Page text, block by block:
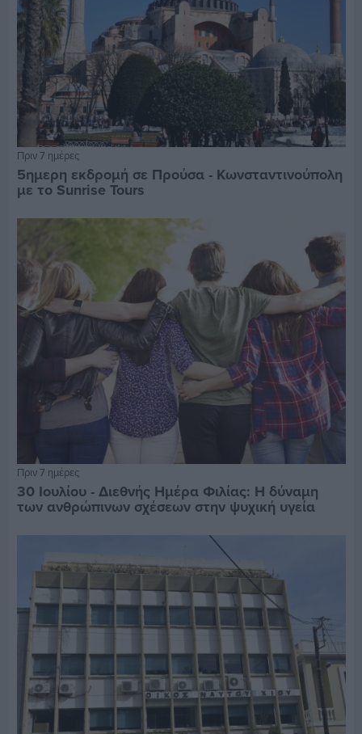
Πριν 7 ημέρες
5ημερη εκδρομή σε Προύσα - Κωνσταντινούπολη
με το Sunrise Tours
Πριν 7 ημέρες
30 Ιουλίου - Διεθνής Ημέρα Φιλίας: Η δύναμη
των ανθρώπινων σχέσεων στην ψυχική υγεία